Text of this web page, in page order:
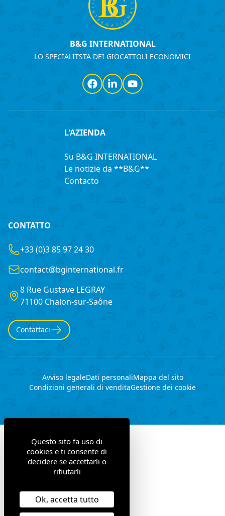
B&G INTERNATIONAL
LO SPECIALITSTA DEI GIOCATTOLI ECONOMICI
Facebook
LinkedInYouTube
L'AZIENDA
Su B&G INTERNATIONAL
Le notizie da **B&G**
Contacto
CONTATTO
+33 (0)3 85 97 24 30
contact@bginternational.fr
8 Rue Gustave LEGRAY
71100 Chalon-sur-SaôneFrance
Contattaci
Avviso legaleDati personaliMappa del sito
Condizioni generali di venditaGestione dei cookie
Questo sito fa uso di
cookies e ti consente di
decidere se accettarli o
rifiutarli
Ok, accetta tutto